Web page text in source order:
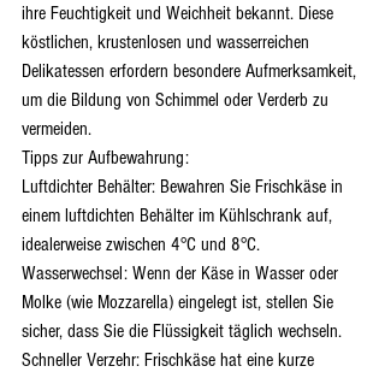
ihre Feuchtigkeit und Weichheit bekannt. Diese
köstlichen, krustenlosen und wasserreichen
Delikatessen erfordern besondere Aufmerksamkeit,
um die Bildung von Schimmel oder Verderb zu
vermeiden.
Tipps zur Aufbewahrung:
Luftdichter Behälter: Bewahren Sie Frischkäse in
einem luftdichten Behälter im Kühlschrank auf,
idealerweise zwischen 4°C und 8°C.
Wasserwechsel: Wenn der Käse in Wasser oder
Molke (wie Mozzarella) eingelegt ist, stellen Sie
sicher, dass Sie die Flüssigkeit täglich wechseln.
Schneller Verzehr: Frischkäse hat eine kurze